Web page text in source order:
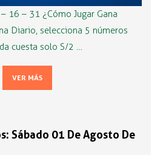
16 – 31 ¿Cómo Jugar Gana
Diario, selecciona 5 números
cuesta solo S/2 …
VER MÁS
Sábado 01 De Agosto De